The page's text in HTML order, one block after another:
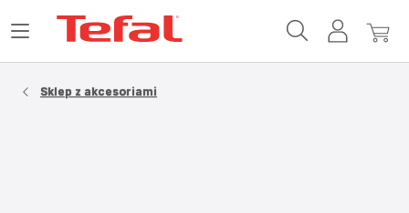
Tefal
Moje
Mój
Otwórz
Sklep z akcesoriami